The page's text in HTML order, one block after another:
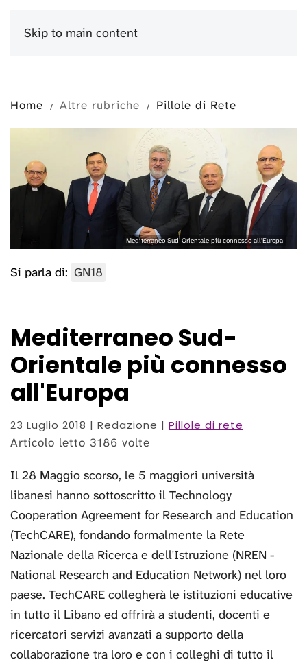
Skip to main content
Home Altre rubriche Pillole di Rete
Mediterraneo Sud-Orientale più connesso all'Europa
Si parla di: GN18
Mediterraneo Sud-
Orientale più connesso
all'Europa
23 Luglio 2018 | Redazione | Pillole di rete
Articolo letto 3186 volte
Il 28 Maggio scorso, le 5 maggiori università
libanesi hanno sottoscritto il Technology
Cooperation Agreement for Research and Education
(TechCARE), fondando formalmente la Rete
Nazionale della Ricerca e dell'Istruzione (NREN -
National Research and Education Network) nel loro
paese. TechCARE collegherà le istituzioni educative
in tutto il Libano ed offrirà a studenti, docenti e
ricercatori servizi avanzati a supporto della
collaborazione tra loro e con i colleghi di tutto il